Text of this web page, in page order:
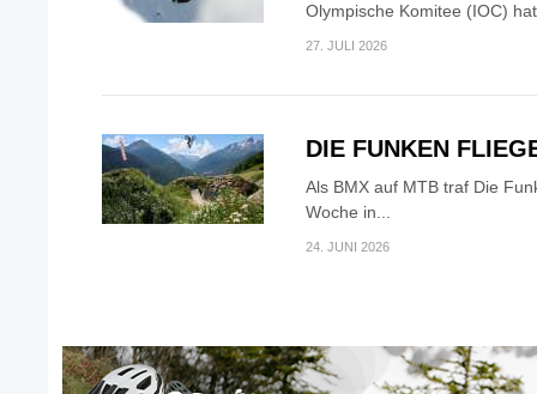
Olympische Komitee (IOC)
27. JULI 2026
DIE FUNKEN
Als BMX auf MTB traf Die
Woche in...
24. JUNI 2026